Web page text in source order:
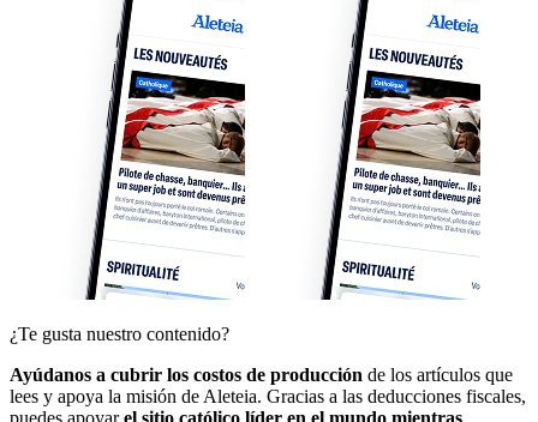
¿Te gusta nuestro contenido?
Ayúdanos a cubrir los costos de producción de los artículos que
lees y apoya la misión de Aleteia. Gracias a las deducciones fiscales,
puedes apoyarel sitio católico líder en el mundo mientras